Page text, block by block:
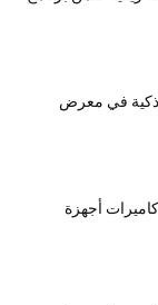
في معرض
أجهزة